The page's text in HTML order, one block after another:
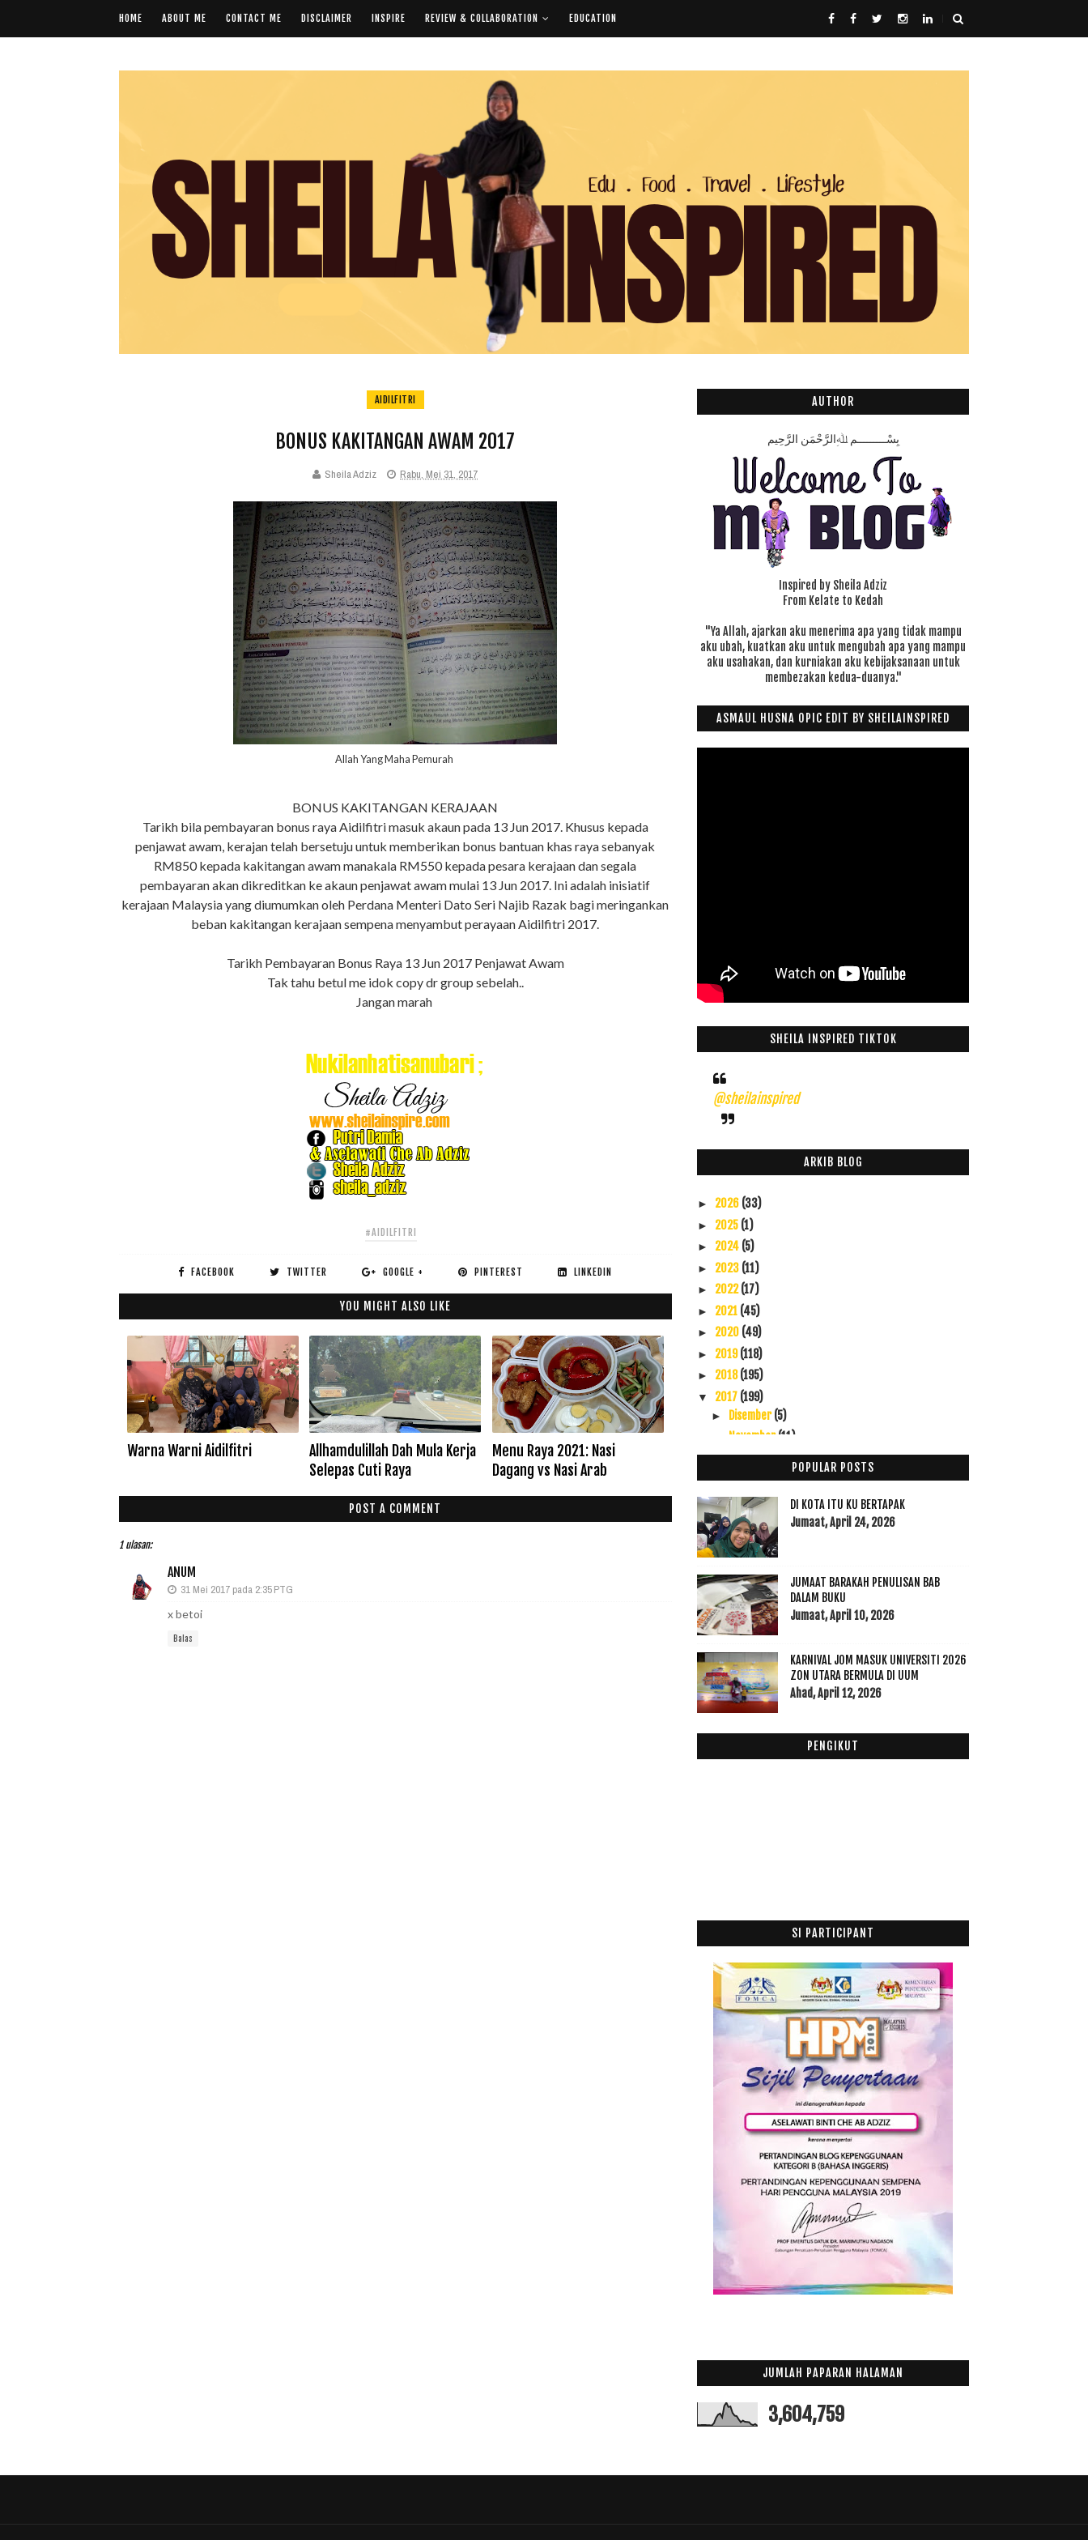
HOME ABOUT ME CONTACT ME DISCLAIMER INSPIRE REVIEW & COLLABORATION EDUCATION
AIDILFITRI
BONUS KAKITANGAN AWAM 2017
Sheila Adziz Rabu, Mei 31, 2017
Allah Yang Maha Pemurah
BONUS KAKITANGAN KERAJAAN
Tarikh bila pembayaran bonus raya Aidilfitri masuk akaun pada 13 Jun 2017. Khusus kepada
penjawat awam, kerajan telah bersetuju untuk memberikan bonus bantuan khas raya sebanyak
RM850 kepada kakitangan awam manakala RM550 kepada pesara kerajaan dan segala
pembayaran akan dikreditkan ke akaun penjawat awam mulai 13 Jun 2017. Ini adalah inisiatif
kerajaan Malaysia yang diumumkan oleh Perdana Menteri Dato Seri Najib Razak bagi meringankan
beban kakitangan kerajaan sempena menyambut perayaan Aidilfitri 2017.
Tarikh Pembayaran Bonus Raya 13 Jun 2017 Penjawat Awam
Tak tahu betul me idok copy dr group sebelah..
Jangan marah
#AIDILFITRI
FACEBOOK TWITTER GOOGLE + PINTEREST LINKEDIN
YOU MIGHT ALSO LIKE
Warna Warni Aidilfitri
Allhamdulillah Dah Mula Kerja
Selepas Cuti Raya
Menu Raya 2021: Nasi
Dagang vs Nasi Arab
POST A COMMENT
1 ulasan:
ANUM
31 Mei 2017 pada 2:35 PTG
x betoi
Balas
AUTHOR
بِسْـــــــــمِ ﷲِالرَّحْمَنِ الرَّحِيم
Inspired by Sheila Adziz
From Kelate to Kedah
"Ya Allah, ajarkan aku menerima apa yang tidak mampu
aku ubah, kuatkan aku untuk mengubah apa yang mampu
aku usahakan, dan kurniakan aku kebijaksanaan untuk
membezakan kedua-duanya."
ASMAUL HUSNA OPIC EDIT BY SHEILAINSPIRED
SHEILA INSPIRED TIKTOK
@sheilainspired
ARKIB BLOG
► 2026 (33)
► 2025 (1)
► 2024 (5)
► 2023 (11)
► 2022(17)
► 2021 (45)
► 2020 (49)
► 2019(118)
► 2018(195)
▼ 2017 (199)
► Disember(5)
November(11)
►Oktober(38)
►September(22)
►Ogos(20)
►Julai(21)
►Jun(16)
Perkara Yang Tidak Membatalkan Puasa
Bonus Kakitangan Awam 2017
PANDUAN IMAM GHAZALI UNTUK MENDAPAT PUASA
KHUSUS Y...
Air Nabeez + Madu + Habatussauda Untuk Ibu Hamil
d...
Jerslin Oil Merawat Segala Penyakit Bayi
Ofis Itu Rumah Keduaku
Kejohanan Golf IPT Sirkit 2 UPM
David Teo Kena Tampar Depan PM:Bagi Peluang Pada
►Februari(12)
►Januari(21)
2016(174)
(199)
(53)
►2012 (100)
POPULAR POSTS
DI KOTA ITU KU BERTAPAK
Jumaat, April 24, 2026
JUMAAT BARAKAH PENULISAN BAB
DALAM BUKU
Jumaat, April 10, 2026
KARNIVAL JOM MASUK UNIVERSITI 2026
ZON UTARA BERMULA DI UUM
Ahad, April 12, 2026
PENGIKUT
SI PARTICIPANT
JUMLAH PAPARAN HALAMAN
3,604,759